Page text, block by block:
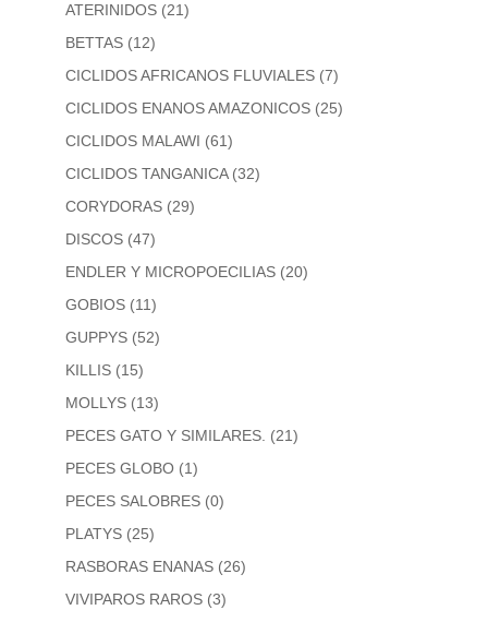
ATERINIDOS (21)
BETTAS (12)
CICLIDOS AFRICANOS FLUVIALES (7)
CICLIDOS ENANOS AMAZONICOS (25)
CICLIDOS MALAWI (61)
CICLIDOS TANGANICA (32)
CORYDORAS (29)
DISCOS (47)
ENDLER Y MICROPOECILIAS (20)
GOBIOS (11)
GUPPYS (52)
KILLIS (15)
MOLLYS (13)
PECES GATO Y SIMILARES. (21)
PECES GLOBO (1)
PECES SALOBRES (0)
PLATYS (25)
RASBORAS ENANAS (26)
VIVIPAROS RAROS (3)